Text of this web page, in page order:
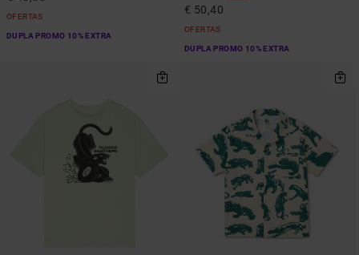
OFERTAS
DUPLA PROMO 10% EXTRA
€ 50,40
OFERTAS
DUPLA PROMO 10% EXTRA